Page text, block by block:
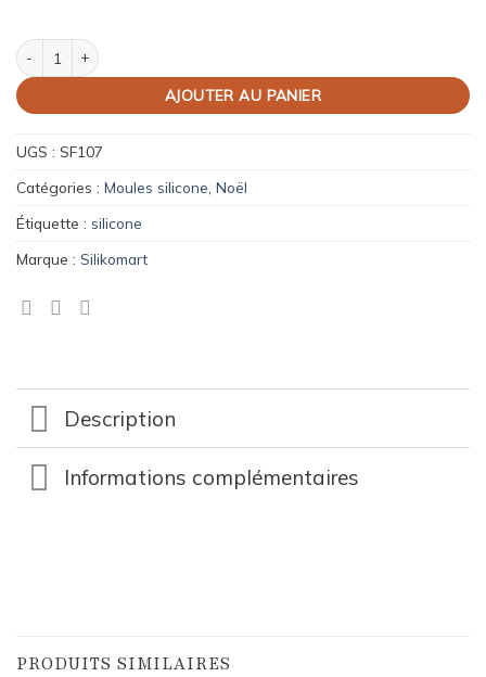
quantité de Moule silicone Étoiles Silikomart
AJOUTER AU PANIER
UGS : SF107
Catégories : Moules silicone Noël
Étiquette : silicone
Marque : Silikomart
Description
Informations complémentaires
PRODUITS SIMILAIRES